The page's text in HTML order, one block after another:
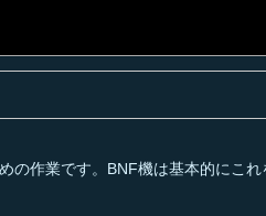
の作業です。BNF機は基本的にこ